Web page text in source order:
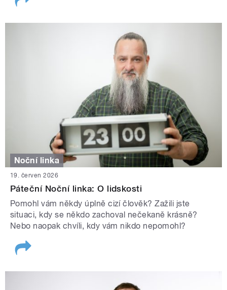
Noční linka
19. červen 2026
Páteční Noční linka: O lidskosti
Pomohl vám někdy úplně cizí člověk? Zažili jste
situaci, kdy se někdo zachoval nečekaně krásně?
Nebo naopak chvíli, kdy vám nikdo nepomohl?